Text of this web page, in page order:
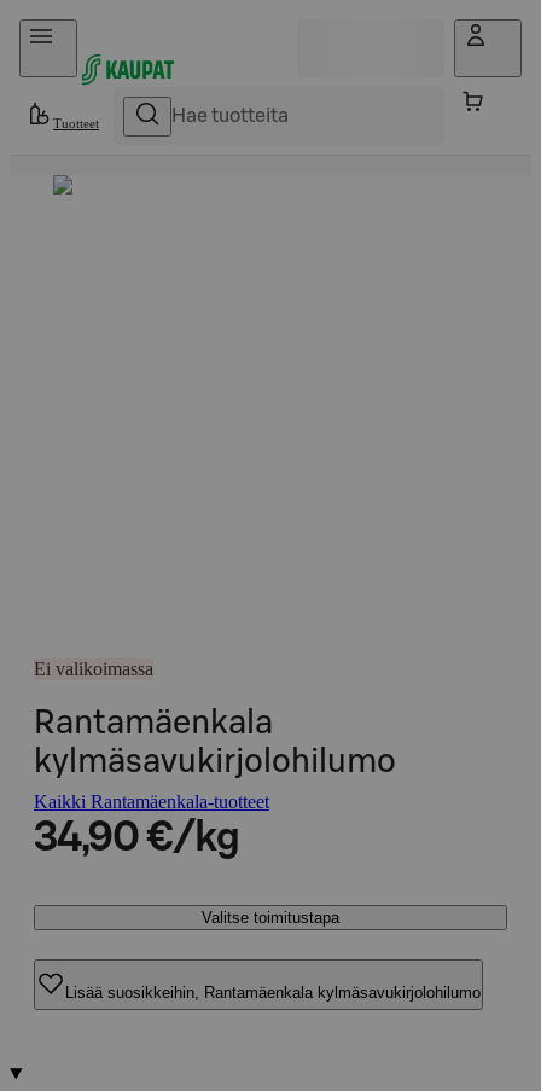
Hyppää sisältöön
Tuotteet
Ei valikoimassa
Rantamäenkala
kylmäsavukirjolohilumo
Kaikki Rantamäenkala-tuotteet
34,90 €/kg
Valitse toimitustapa
Lisää suosikkeihin, Rantamäenkala kylmäsavukirjolohilumo